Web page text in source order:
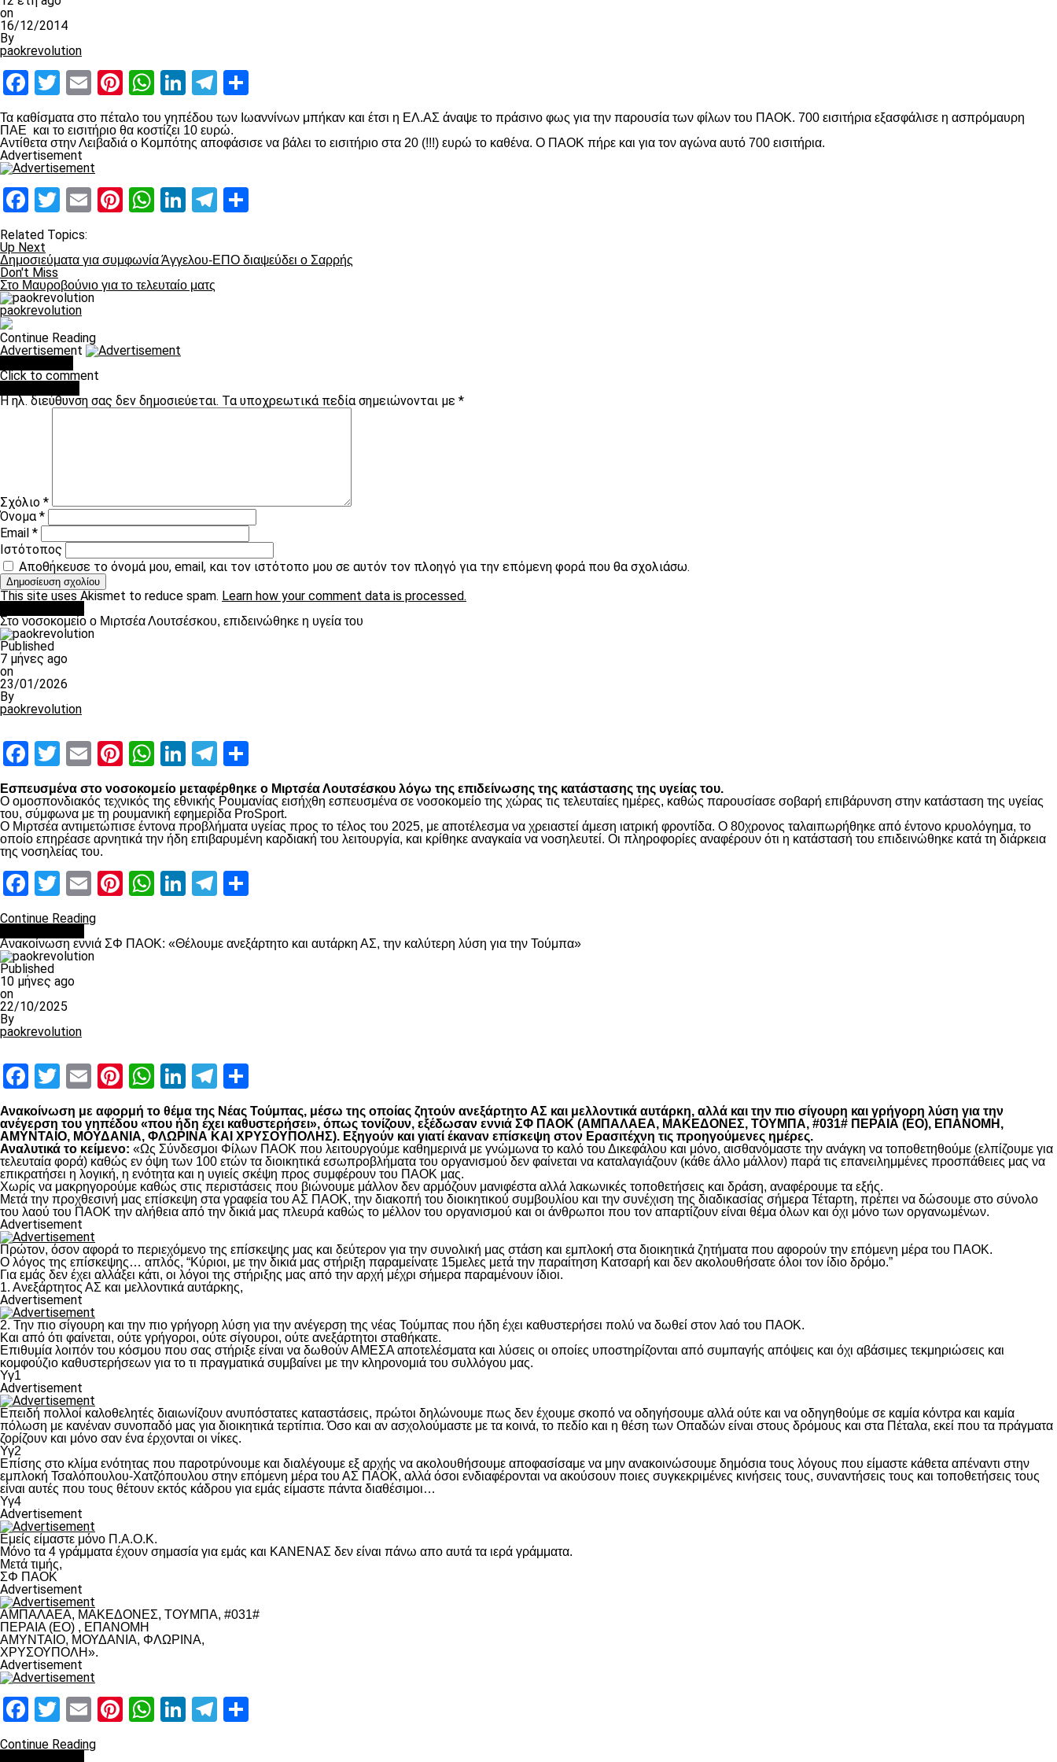
on
16/12/2014
By
paokrevolution
Facebook
Twitter
EmailPinterest
WhatsApp
LinkedIn
Telegram
Τα καθίσματα στο πέταλο του γηπέδου των Ιωαννίνων μπήκαν και έτσι η ΕΛ.ΑΣ άναψε το πράσινο φως για την παρουσία των φίλων του ΠΑΟΚ. 700 εισιτήρια εξασφάλισε η ασπρόμαυρη
ΠΑΕ και το εισιτήριο θα κοστίζει 10 ευρώ.
Αντίθετα στην Λειβαδιά ο Κομπότης αποφάσισε να βάλει το εισιτήριο στα 20 (!!!) ευρώ το καθένα. Ο ΠΑΟΚ πήρε και για τον αγώνα αυτό 700 εισιτήρια.
Advertisement
Facebook
Twitter
EmailPinterest
WhatsApp
LinkedIn
Telegram
Related Topics:
Up Next
Δημοσιεύματα για συμφωνία Άγγελου-ΕΠΟ διαψεύδει ο Σαρρής
Don't Miss
Στο Μαυροβούνιο για το τελευταίο ματς
paokrevolution
Continue Reading
Advertisement
Click to comment
Η ηλ. διεύθυνση σας δεν δημοσιεύεται. Τα υποχρεωτικά πεδία σημειώνονται με *
Σχόλιο *
Όνομα*
Email *
Ιστότοπος
Αποθήκευσε το όνομά μου, email, και τον ιστότοπο μου σε αυτόν τον πλοηγό για την επόμενη φορά που θα σχολιάσω.
This site uses Akismet to reduce spam. Learn how your comment data is processed.
Στο νοσοκομείο ο Μιρτσέα Λουτσέσκου, επιδεινώθηκε η υγεία του
Published
7 μήνες ago
on
23/01/2026
By
paokrevolution
Facebook
Twitter
EmailPinterest
WhatsApp
LinkedIn
Telegram
Εσπευσμένα στο νοσοκομείο μεταφέρθηκε ο Μιρτσέα Λουτσέσκου λόγω της επιδείνωσης της κατάστασης της υγείας του.
Ο ομοσπονδιακός τεχνικός της εθνικής Ρουμανίας εισήχθη εσπευσμένα σε νοσοκομείο της χώρας τις τελευταίες ημέρες, καθώς παρουσίασε σοβαρή επιβάρυνση στην κατάσταση της υγείας
του, σύμφωνα με τη ρουμανική εφημερίδα ProSport.
Ο Μιρτσέα αντιμετώπισε έντονα προβλήματα υγείας προς το τέλος του 2025, με αποτέλεσμα να χρειαστεί άμεση ιατρική φροντίδα. Ο 80χρονος ταλαιπωρήθηκε από έντονο κρυολόγημα, το
οποίο επηρέασε αρνητικά την ήδη επιβαρυμένη καρδιακή του λειτουργία, και κρίθηκε αναγκαία να νοσηλευτεί. Οι πληροφορίες αναφέρουν ότι η κατάστασή του επιδεινώθηκε κατά τη διάρκεια
της νοσηλείας του.
Facebook
Twitter
EmailPinterest
WhatsApp
LinkedIn
Telegram
Continue Reading
Ανακοίνωση εννιά ΣΦ ΠΑΟΚ: «Θέλουμε ανεξάρτητο και αυτάρκη ΑΣ, την καλύτερη λύση για την Τούμπα»
Published
10 μήνες ago
on
22/10/2025
By
paokrevolution
Facebook
Twitter
EmailPinterest
WhatsApp
LinkedIn
Telegram
Ανακοίνωση με αφορμή το θέμα της Νέας Τούμπας, μέσω της οποίας ζητούν ανεξάρτητο ΑΣ και μελλοντικά αυτάρκη, αλλά και την πιο σίγουρη και γρήγορη λύση για την
ανέγερση του γηπέδου «που ήδη έχει καθυστερήσει», όπως τονίζουν, εξέδωσαν εννιά ΣΦ ΠΑΟΚ (ΑΜΠΑΛΑΕΑ, ΜΑΚΕΔΟΝΕΣ, ΤΟΥΜΠΑ, #031# ΠΕΡΑΙΑ (ΕΟ), ΕΠΑΝΟΜΗ,
ΑΜΥΝΤΑΙΟ, ΜΟΥΔΑΝΙΑ, ΦΛΩΡΙΝΑ ΚΑΙ ΧΡΥΣΟΥΠΟΛΗΣ). Εξηγούν και γιατί έκαναν επίσκεψη στον Ερασιτέχνη τις προηγούμενες ημέρες.
Αναλυτικά το κείμενο: «Ως Σύνδεσμοι Φίλων ΠΑΟΚ που λειτουργούμε καθημερινά με γνώμωνα το καλό του Δικεφάλου και μόνο, αισθανόμαστε την ανάγκη να τοποθετηθούμε (ελπίζουμε για
τελευταία φορά) καθώς εν όψη των 100 ετών τα διοικητικά εσωπροβλήματα του οργανισμού δεν φαίνεται να καταλαγιάζουν (κάθε άλλο μάλλον) παρά τις επανειλημμένες προσπάθειες μας να
επικρατήσει η λογική, η ενότητα και η υγιείς σκέψη προς συμφέρουν του ΠΑΟΚ μας.
Χωρίς να μακρηγορούμε καθώς στις περιστάσεις που βιώνουμε μάλλον δεν αρμόζουν μανιφέστα αλλά λακωνικές τοποθετήσεις και δράση, αναφέρουμε τα εξής.
Μετά την προχθεσινή μας επίσκεψη στα γραφεία του ΑΣ ΠΑΟΚ, την διακοπή του διοικητικού συμβουλίου και την συνέχιση της διαδικασίας σήμερα Τέταρτη, πρέπει να δώσουμε στο σύνολο
του λαού του ΠΑΟΚ την αλήθεια από την δικιά μας πλευρά καθώς το μέλλον του οργανισμού και οι άνθρωποι που τον απαρτίζουν είναι θέμα όλων και όχι μόνο των οργανωμένων.
Advertisement
Πρώτον, όσον αφορά το περιεχόμενο της επίσκεψης μας και δεύτερον για την συνολική μας στάση και εμπλοκή στα διοικητικά ζητήματα που αφορούν την επόμενη μέρα του ΠΑΟΚ.
Ο λόγος της επίσκεψης… απλός, “Κύριοι, με την δικιά μας στήριξη παραμείνατε 15μελες μετά την παραίτηση Κατσαρή και δεν ακολουθήσατε όλοι τον ίδιο δρόμο.”
Για εμάς δεν έχει αλλάξει κάτι, οι λόγοι της στήριξης μας από την αρχή μέχρι σήμερα παραμένουν ίδιοι.
1. Ανεξάρτητος ΑΣ και μελλοντικά αυτάρκης,
Advertisement
2. Την πιο σίγουρη και την πιο γρήγορη λύση για την ανέγερση της νέας Τούμπας που ήδη έχει καθυστερήσει πολύ να δωθεί στον λαό του ΠΑΟΚ.
Και από ότι φαίνεται, ούτε γρήγοροι, ούτε σίγουροι, ούτε ανεξάρτητοι σταθήκατε.
Επιθυμία λοιπόν του κόσμου που σας στήριξε είναι να δωθούν ΑΜΕΣΑ αποτελέσματα και λύσεις οι οποίες υποστηρίζονται από συμπαγής απόψεις και όχι αβάσιμες τεκμηριώσεις και
κομφούζιο καθυστερήσεων για το τι πραγματικά συμβαίνει με την κληρονομιά του συλλόγου μας.
Υγ1
Advertisement
Επειδή πολλοί καλοθελητές διαιωνίζουν ανυπόστατες καταστάσεις, πρώτοι δηλώνουμε πως δεν έχουμε σκοπό να οδηγήσουμε αλλά ούτε και να οδηγηθούμε σε καμία κόντρα και καμία
πόλωση με κανέναν συνοπαδό μας για διοικητικά τερτίπια. Όσο και αν ασχολούμαστε με τα κοινά, το πεδίο και η θέση των Οπαδών είναι στους δρόμους και στα Πέταλα, εκεί που τα πράγματα
ζορίζουν και μόνο σαν ένα έρχονται οι νίκες.
Υγ2
Επίσης στο κλίμα ενότητας που παροτρύνουμε και διαλέγουμε εξ αρχής να ακολουθήσουμε αποφασίσαμε να μην ανακοινώσουμε δημόσια τους λόγους που είμαστε κάθετα απέναντι στην
εμπλοκή Τσαλόπουλου-Χατζόπουλου στην επόμενη μέρα του ΑΣ ΠΑΟΚ, αλλά όσοι ενδιαφέρονται να ακούσουν ποιες συγκεκριμένες κινήσεις τους, συναντήσεις τους και τοποθετήσεις τους
είναι αυτές που τους θέτουν εκτός κάδρου για εμάς είμαστε πάντα διαθέσιμοι…
Υγ4
Advertisement
Εμείς είμαστε μόνο Π.Α.Ο.Κ.
Μόνο τα 4 γράμματα έχουν σημασία για εμάς και ΚΑΝΕΝΑΣ δεν είναι πάνω απο αυτά τα ιερά γράμματα.
Μετά τιμής,
ΣΦ ΠΑΟΚ
Advertisement
ΑΜΠΑΛΑΕΑ, ΜΑΚΕΔΟΝΕΣ, ΤΟΥΜΠΑ, #031#
ΠΕΡΑΙΑ (ΕΟ) , ΕΠΑΝΟΜΗ
ΑΜΥΝΤΑΙΟ, ΜΟΥΔΑΝΙΑ, ΦΛΩΡΙΝΑ,
ΧΡΥΣΟΥΠΟΛΗ».
Advertisement
Facebook
Twitter
EmailPinterest
WhatsApp
LinkedIn
Telegram
Continue Reading